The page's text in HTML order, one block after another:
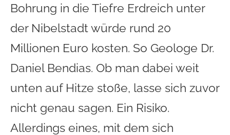
Bohrung in die Tiefre Erdreich unter
der Nibelstadt würde rund 20
Millionen Euro kosten. So Geologe Dr.
Daniel Bendias. Ob man dabei weit
unten auf Hitze stoße, lasse sich zuvor
nicht genau sagen. Ein Risiko.
Allerdings eines, mit dem sich